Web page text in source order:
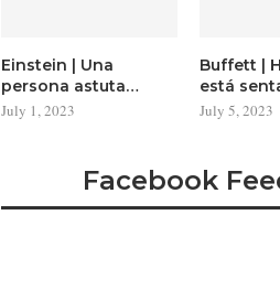
Einstein | Una
persona astuta…
July 1, 2023
Buffett |
está
July 5, 2023
Facebook